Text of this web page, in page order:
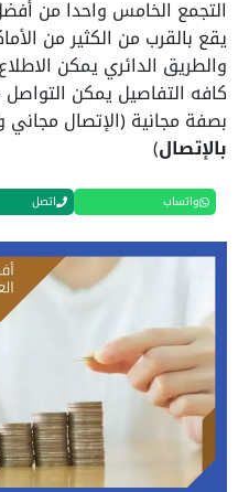
التجمع الخامس واحدا من
يقع بالقرب من الكثير من
والطريق الدائري يمكن
كافه التفاصيل يمكن
بصفة مجانية (الإتصال
بالإتصال)
واتساب اتصل